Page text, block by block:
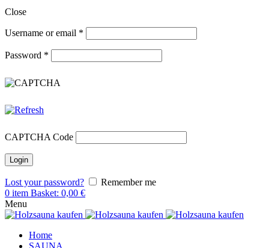
Close
Username or email *
Password *
CAPTCHA Code
Lost your password?
Remember me
0 item Basket: 0,00 €
Menu
Home